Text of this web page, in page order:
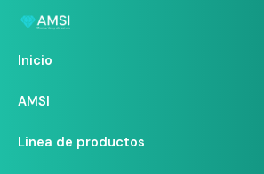
Inicio
AMSI
Linea de productos